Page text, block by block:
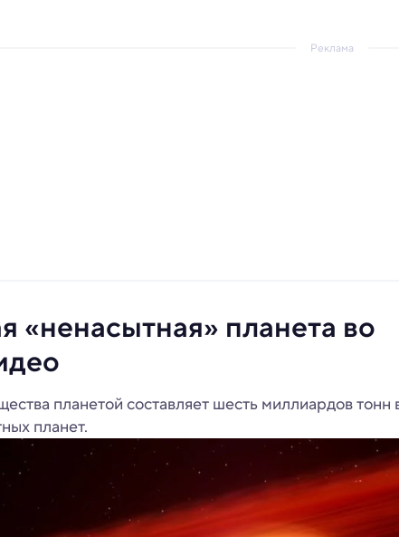
Реклама
«ненасытная» планета во
планетой составляет шесть миллиардов тонн
планет.